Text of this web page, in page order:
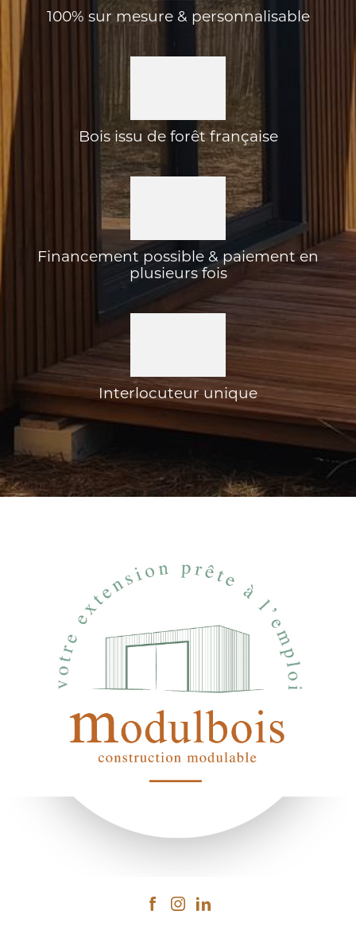
100% sur mesure & personnalisable
Bois issu de forêt française
Financement possible & paiement en
plusieurs fois
Interlocuteur unique